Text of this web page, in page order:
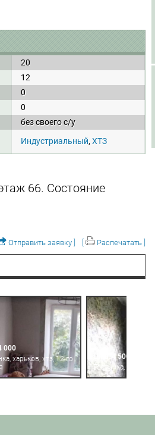
20
12
0
0
без своего с/у
Индустриальный, ХТЗ
66. Состояние
Отправить заявку ] Распечатать ]
000
харьков, хтз, 12-го
Ціна: 4 500
Гостинка, харьков,